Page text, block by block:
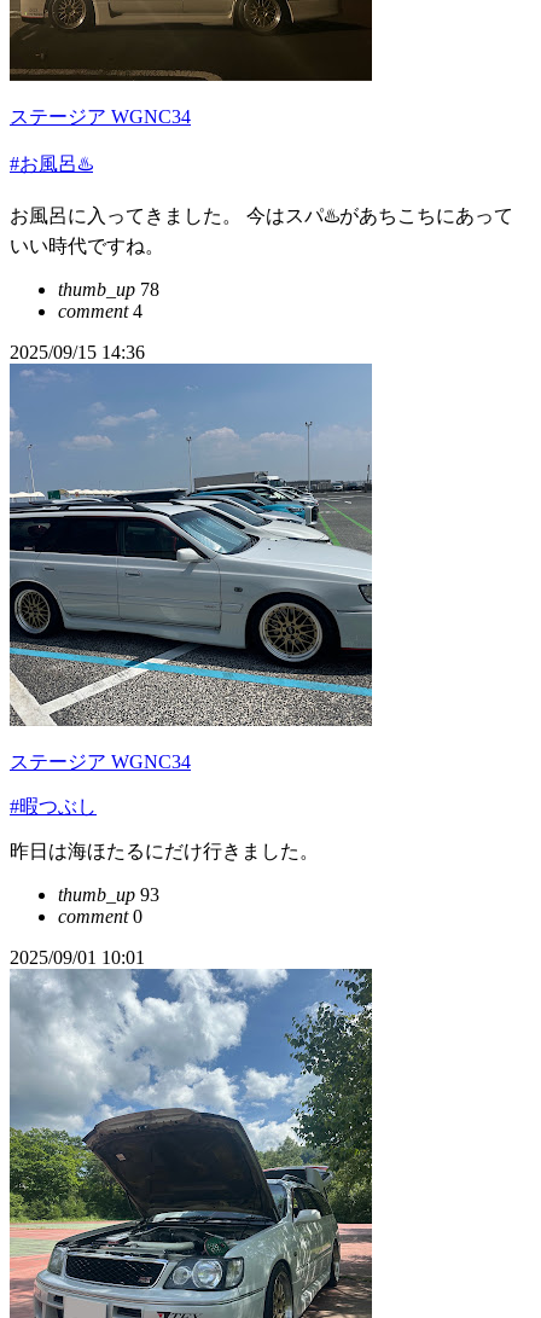
ステージア WGNC34
#お風呂♨️
お風呂に入ってきました。 今はスパ♨️があちこちにあって
いい時代ですね。
thumb_up 78
comment4
2025/09/15 14:36
ステージア WGNC34
#暇つぶし
昨日は海ほたるにだけ行きました。
thumb_up 93
comment0
2025/09/01 10:01